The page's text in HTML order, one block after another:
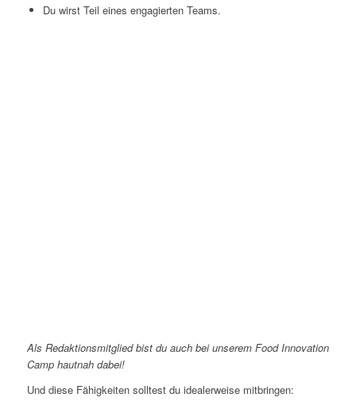
Du wirst Teil eines engagierten Teams.
Als Redaktionsmitglied bist du auch bei unserem Food Innovation
Camp hautnah dabei!
Und diese Fähigkeiten solltest du idealerweise mitbringen: